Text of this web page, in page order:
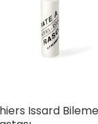
Issard Bileme